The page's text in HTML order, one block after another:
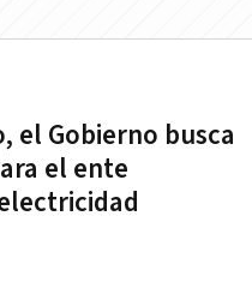
el Gobierno busca
el ente